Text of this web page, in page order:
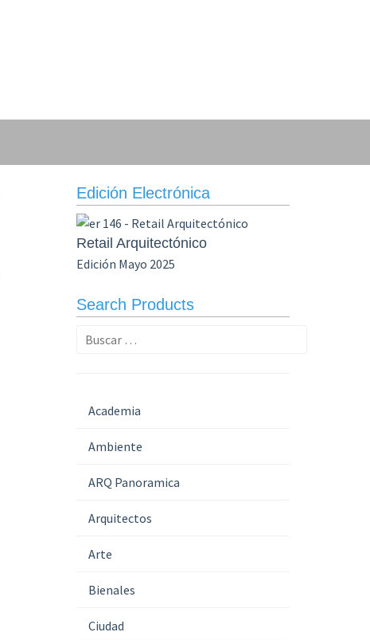
Edición Electrónica
Retail Arquitectónico
Edición Mayo 2025
Search Products
Buscar:
Academia
Ambiente
ARQ Panoramica
Arquitectos
Arte
Bienales
Ciudad